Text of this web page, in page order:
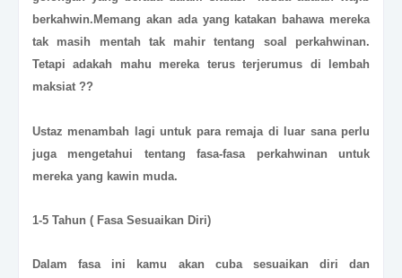
berkahwin. Memang akan ada yang katakan bahawa mereka
tak masih mentah tak mahir tentang soal perkahwinan.
Tetapi adakah mahu mereka terus terjerumus di lembah
maksiat ??
Ustaz menambah lagi untuk para remaja di luar sana perlu
juga mengetahui tentang fasa-fasa perkahwinan untuk
mereka yang kawin muda.
1-5 Tahun ( Fasa Sesuaikan Diri)
Dalam fasa ini kamu akan cuba sesuaikan diri dan